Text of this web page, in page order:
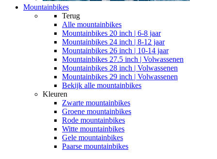
Mountainbikes
Terug
Alle mountainbikes
Mountainbikes 20 inch | 6-8 jaar
Mountainbikes 24 inch | 8-12 jaar
Mountainbikes 26 inch | 10-14 jaar
Mountainbikes 27.5 inch | Volwassenen
Mountainbikes 28 inch | Volwassenen
Mountainbikes 29 inch | Volwassenen
Bekijk alle mountainbikes
Kleuren
Zwarte mountainbikes
Groene mountainbikes
Rode mountainbikes
Witte mountainbikes
Gele mountainbikes
Paarse mountainbikes